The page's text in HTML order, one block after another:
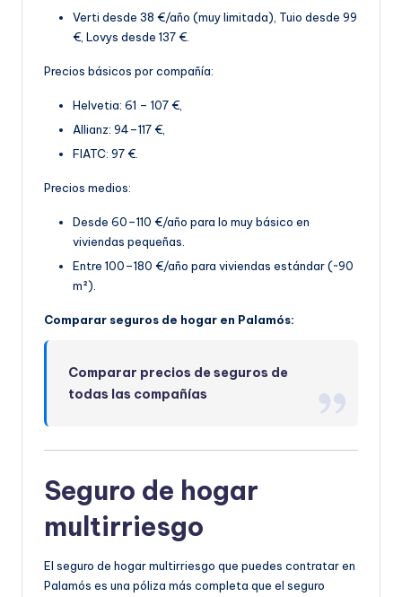
Verti desde 38 €/año (muy limitada), Tuio desde 99
€, Lovys desde 137 €.
Precios básicos por compañía:
Helvetia: 61 – 107 €,
Allianz: 94–117 €,
FIATC: 97 €.
Precios medios:
Desde 60–110 €/año para lo muy básico en
viviendas pequeñas.
Entre 100–180 €/año para viviendas estándar (~90
m²).
Comparar seguros de hogar en Palamós:
Comparar precios de seguros de
todas las compañías
Seguro de hogar
multirriesgo
El seguro de hogar multirriesgo que puedes contratar en
Palamós es una póliza más completa que el seguro